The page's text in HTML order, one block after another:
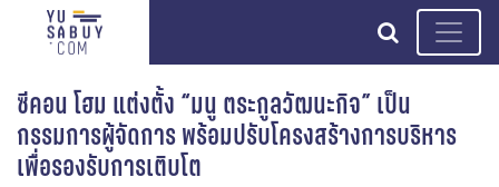
search
ซีคอน โฮม แต่งตั้ง “มนู ตระกูลวัฒนะกิจ” เป็น
กรรมการผู้จัดการ พร้อมปรับโครงสร้างการบริหาร
เพื่อรองรับการเติบโต